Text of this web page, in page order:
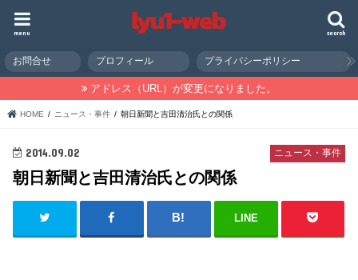
search
menu
お問合せ プロフィール プライバシーポリシー
アドレス（URL）が変更になりました。
HOME ニュース・事件 朝日新聞と吉田清治氏との関係
ニュース・事件
2014.09.02
朝日新聞と吉田清治氏との関係
LINE